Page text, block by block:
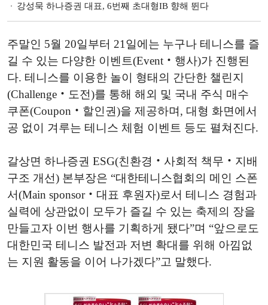
강성묵 하나증권 대표, 6번째 초대형IB 향해 뛴다
주말인 5월 20일부터 21일에는 누구나 테니스를 즐
길 수 있는 다양한 이벤트(Event‧행사)가 진행된
다. 테니스를 이용한 놀이 형태의 간단한 챌린지
(Challenge‧도전)를 통해 해외 및 국내 주식 매수
쿠폰(Coupon‧할인권)을 제공하며, 대형 화면에서
공 없이 겨루는 테니스 체험 이벤트 등도 펼쳐진다.
갈상면 하나증권 ESG(친환경‧사회적 책무‧지배
구조 개선) 본부장은 “대한테니스협회의 메인 스폰
서(Main sponsor‧대표 후원자)로서 테니스 경험과
실력에 상관없이 모두가 즐길 수 있는 축제의 장을
만들고자 이번 행사를 기획하게 됐다”며 “앞으로도
대한민국 테니스 발전과 저변 확대를 위해 아낌없
는 지원 활동을 이어 나가겠다”고 말했다.